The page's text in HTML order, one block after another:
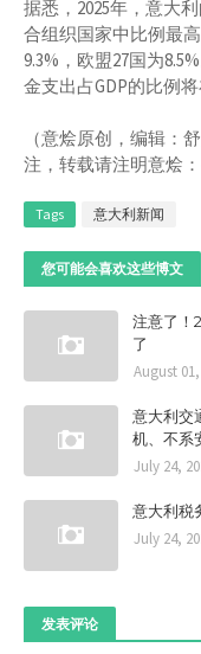
据悉，2025年，意大
合组织国家中比例最
9.3%，欧盟27国为
金支出占GDP的比例将
（意烩原创，编辑：
注，转载请注明意烩：
Tags 意大利新闻
您可能会喜欢这些博文
注意了！
了
August
意大利交
机、不系
July 24,
意大利税
July 24,
发表评论